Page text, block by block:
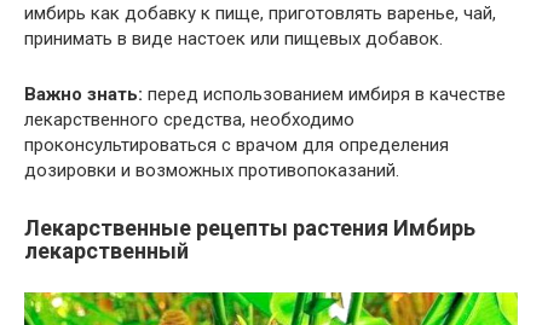
имбирь как добавку к пище, приготовлять варенье, чай,
принимать в виде настоек или пищевых добавок.
Важно знать: перед использованием имбиря в качестве
лекарственного средства, необходимо
проконсультироваться с врачом для определения
дозировки и возможных противопоказаний.
Лекарственные рецепты растения Имбирь
лекарственный